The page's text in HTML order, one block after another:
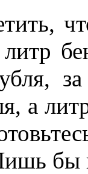
литр
а